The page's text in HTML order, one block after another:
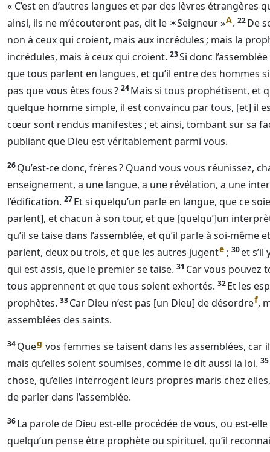
« C’est en d’autres langues et par des lèvres étrangères
ainsi, ils ne m’écouteront pas, dit le ✶Seigneur»A. 22De
non à ceux qui croient, mais aux incrédules ; mais la
incrédules, mais à ceux qui croient. 23Si donc
que tous parlent en langues, et qu’il entre des hommes
pas que vous êtes fous ? 24Mais si tous prophétisent, et
quelque homme simple, il est convaincu par tous, [et] il
cœur sont rendus manifestes ; et ainsi, tombant sur sa
publiant que Dieu est véritablement parmi vous.
26Qu’est-ce donc, frères ? Quand vous vous réunissez,
enseignement, a une langue, a une révélation, a une
l’édification. 27Et si quelqu’un parle en langue, que ce
parlent], et chacun à son tour, et que [quelqu’]un
qu’il se taise dans l’assemblée, et qu’il parle à soi-même
parlent, deux ou trois, et que les autres jugente ; 30et
qui est assis, que le premier se taise. 31 Car vous pouvez
tous apprennent et que tous soient exhortés. 32Et les
prophètes. 33Car Dieu n’est pas [un Dieu] de désordref,
assemblées des saints.
34Queg vos femmes se taisent dans les assemblées, car
mais qu’elles soient soumises, comme le dit aussi la loi. 35
chose, qu’elles interrogent leurs propres maris chez
de parler dans l’assemblée.
36La parole de Dieu est-elle procédée de vous, ou est-
quelqu’un pense être prophète ou spirituel, qu’il